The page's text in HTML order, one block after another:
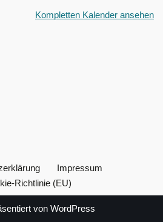
Kompletten Kalender ansehen
Impressum
Richtlinie (EU)
von WordPress